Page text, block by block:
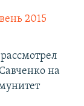
2015
на